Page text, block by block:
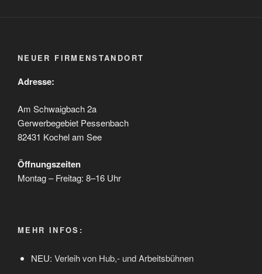
NEUER FIRMENSTANDORT
Adresse:
Am Schwaigbach 2a
Gerwerbegebiet Pessenbach
82431 Kochel am See
Öffnungszeiten
Montag – Freitag: 8–16 Uhr
MEHR INFOS:
NEU: Verleih von Hub,- und Arbeitsbühnen